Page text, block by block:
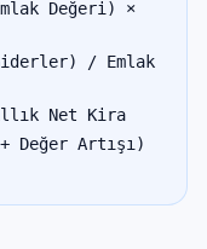
Değeri) ×
/ Emlak
Net Kira
Değer Artışı)